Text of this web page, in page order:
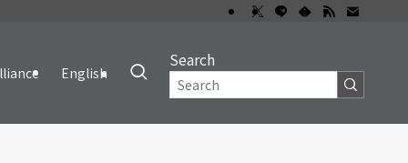
English
Search